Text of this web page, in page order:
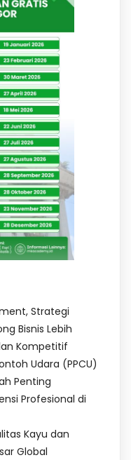
Strategi
Bisnis Lebih
Kompetitif
Udara (PPCU)
Penting
Profesional di
Kayu dan
Global